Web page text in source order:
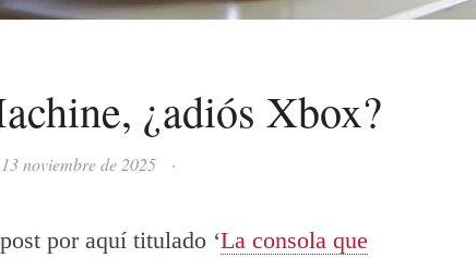
¿adiós Xbox?
noviembre de 2025 ·
por aquí titulado ‘La consola que